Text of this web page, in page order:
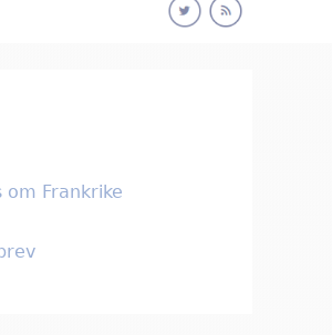
om Frankrike